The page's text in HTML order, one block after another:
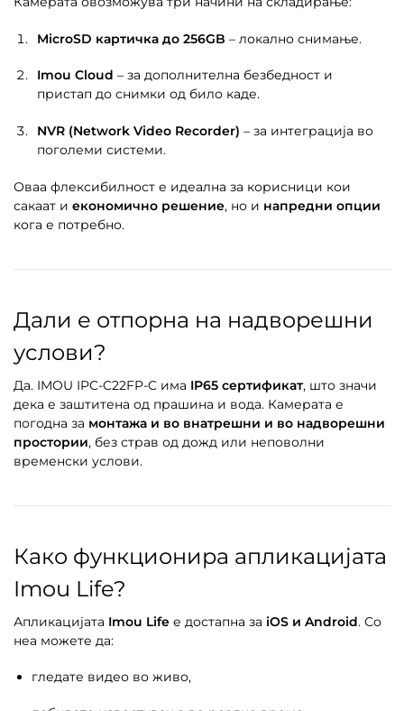
MicroSD картичка до 256GB – локално снимање.
Imou Cloud – за дополнителна безбедност и
пристап до снимки од било каде.
NVR (Network Video Recorder) – за интеграција во
поголеми системи.
Оваа флексибилност е идеална за корисници кои
сакаат и економично решение, но и напредни опции
кога е потребно.
Дали е отпорна на надворешни
услови?
Да. IMOU IPC-C22FP-C има IP65 сертификат, што значи
дека е заштитена од прашина и вода. Камерата е
погодна за монтажа и во внатрешни и во надворешни
простории, без страв од дожд или неповолни
временски услови.
Како функционира апликацијата
Imou Life?
Апликацијата Imou Life е достапна за iOS и Android. Со
неа можете да:
гледате видео во живо,